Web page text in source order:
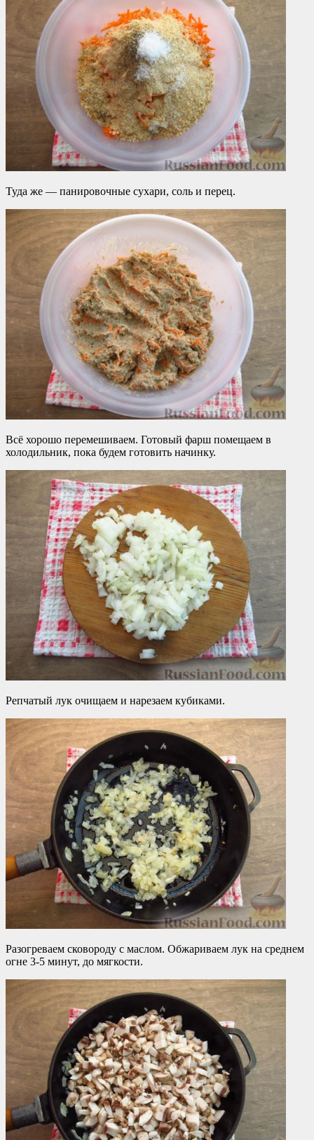
Туда же — панировочные сухари, соль и перец.
Всё хорошо перемешиваем. Готовый фарш помещаем в
холодильник, пока будем готовить начинку.
Репчатый лук очищаем и нарезаем кубиками.
Разогреваем сковороду с маслом. Обжариваем лук на среднем
огне 3-5 минут, до мягкости.